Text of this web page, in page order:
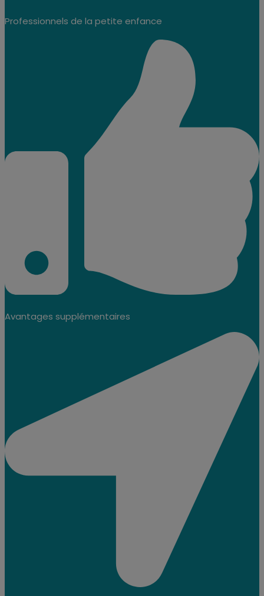
Professionnels de la petite enfance
Avantages supplémentaires